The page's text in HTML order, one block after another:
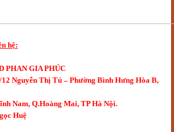
hệ:
PHAN GIA PHÚC
Nguyễn Thị Tú – Phường Bình Hưng Hòa B,
Nam, Q.Hoàng Mai, TP Hà Nội.
Huệ